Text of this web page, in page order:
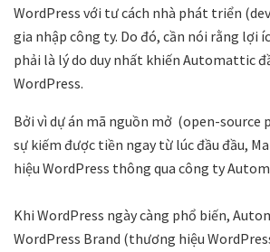
WordPress với tư cách nhà phát triển
gia nhập công ty. Do đó, cần nói rằng lợi
phải là lý do duy nhất khiến Automattic
WordPress.
Bởi vì dự án mã nguồn mở (open-
sự kiếm được tiền ngay từ lúc đầu đầu,
hiệu WordPress thông qua công ty
Khi WordPress ngày càng phổ biến,
WordPress Brand (thương hiệu